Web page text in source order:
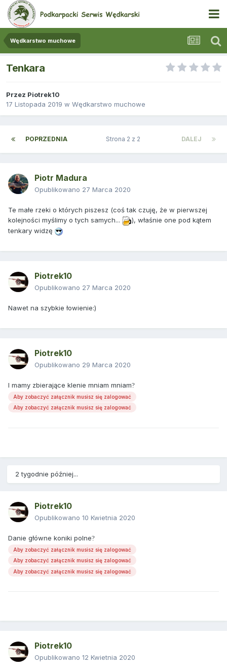
Wędkarstwo muchowe
Tenkara
Przez Piotrek10
17 Listopada 2019 w Wędkarstwo muchowe
POPRZEDNIA DALEJ
Strona 2 z 2
Piotr Madura
Opublikowano 27 Marca 2020
Te małe rzeki o których piszesz (coś tak czuję, że w pierwszej
kolejności myślimy o tych samych...
), właśnie one pod kątem
tenkary widzę
Piotrek10
Opublikowano 27 Marca 2020
Nawet na szybkie łowienie:)
Piotrek10
Opublikowano 29 Marca 2020
I mamy zbierające klenie mniam mniam?
Aby zobaczyć załącznik musisz się zalogować
Aby zobaczyć załącznik musisz się zalogować
2 tygodnie później...
Piotrek10
Opublikowano 10 Kwietnia 2020
Danie główne koniki polne?
Aby zobaczyć załącznik musisz się zalogować
Aby zobaczyć załącznik musisz się zalogować
Aby zobaczyć załącznik musisz się zalogować
Piotrek10
Opublikowano 12 Kwietnia 2020